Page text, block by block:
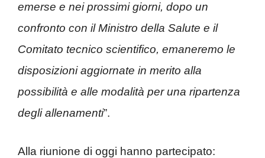
emerse e nei prossimi giorni, dopo un
confronto con il Ministro della Salute e il
Comitato tecnico scientifico, emaneremo le
disposizioni aggiornate in merito alla
possibilità e alle modalità per una ripartenza
degli allenamenti”.
Alla riunione di oggi hanno partecipato: